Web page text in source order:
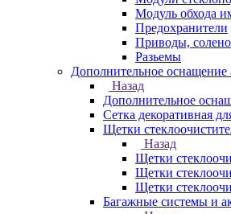
Модуль обхода
Предохранители
Приводы,
Разьемы
Дополнительное оснащение
Назад
Дополнительное
Сетка декоративная
Щетки
Назад
Щетки
Щетки
Щетки
Багажные системы и